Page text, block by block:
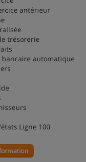
antérieur
trésorerie
automatique
Ligne 100